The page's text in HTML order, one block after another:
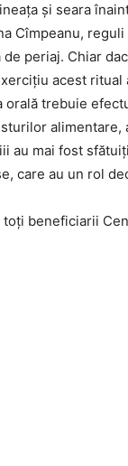
și seara
Cîmpeanu,
periaj. Chiar
acest ritual
trebuie
au mai fost
care au un rol
toți beneficiarii